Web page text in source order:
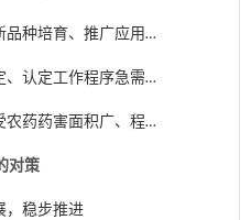
品种培育、推广应用
、认定工作程序急需
农药药害面积广、程
对策
，稳步推进